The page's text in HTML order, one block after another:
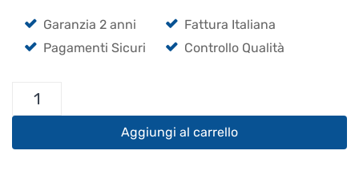
Garanzia 2 anni
Fattura Italiana
Pagamenti Sicuri
Controllo Qualità
Electro
15P
Aggiungi al carrello